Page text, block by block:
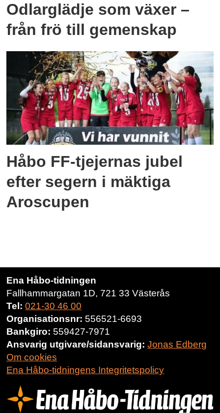
Odlarglädje som växer –
från frö till gemenskap
Håbo FF-tjejernas jubel
efter segern i mäktiga
Aroscupen
Ena Håbo-tidningen
Fallhammargatan 1D, 721 33 Västerås
Tel: 021-30 46 00
Organisationsnr: 556521-6693
Bankgiro: 559427-7971
Ansvarig utgivare/sidansvarig: Jonas Edberg
Om cookies
Ena Håbo-tidningens Integritetspolicy